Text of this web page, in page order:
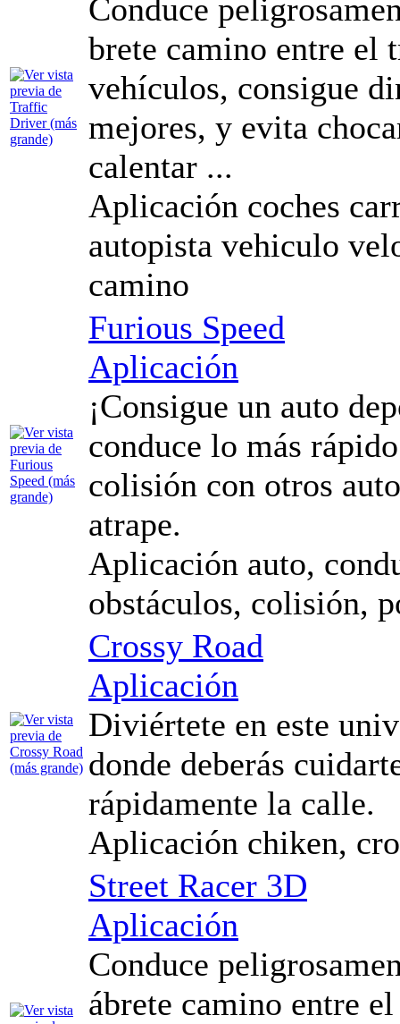
Conduce
brete camino entre el
vehículos, consigue
mejores, y evita
calentar ...
Aplicación coches
autopista vehiculo
camino
Furious Speed
Aplicación
¡Consigue un auto
conduce lo más
colisión con otros
atrape.
Aplicación auto,
obstáculos, colisión,
Crossy Road
Aplicación
Diviértete en este
donde deberás
rápidamente la calle.
Aplicación chiken,
Street Racer 3D
Aplicación
Conduce
ábrete camino entre